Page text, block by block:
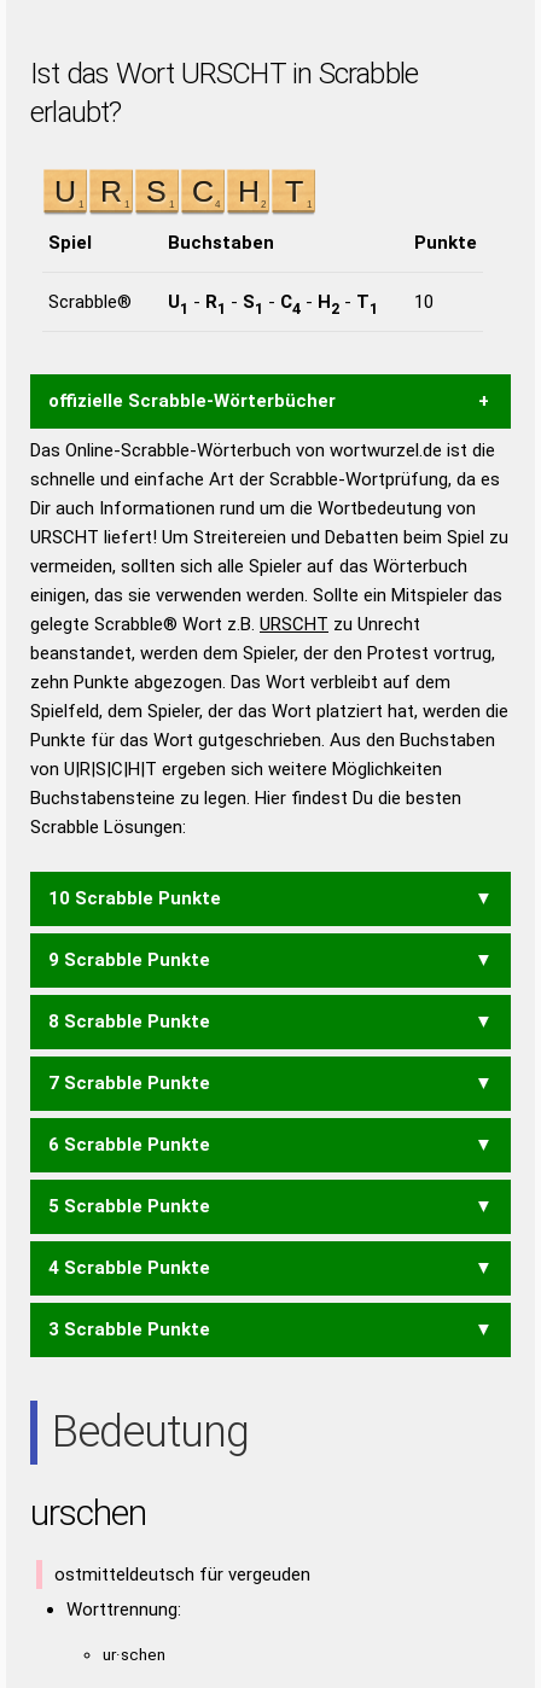
Ist das Wort URSCHT in Scrabble
erlaubt?
Spiel Buchstaben Punkte
Scrabble® U1 - R1 - S1 - C4 - H2 - T1 10
offizielle Scrabble-Wörterbücher
Wortwurzel liefert mit Hilfe eines semantischen
Wortanalyse-Algorithmus gute Anhaltspunkte zu
Wortbedeutung, Worttrennung und Wortform, um die
Gültigkeit eines Wortes für das Scrabble-Spiel zu
bestimmen!
zugelassene Turnier Scrabble-
Wörterbücher sind:
Duden – Standardwerk in 12 Bänden
Duden – Richtiges und gutes
Deutsch
Duden – Die deutsche Grammatik
Duden – Deutsches
Das Online-Scrabble-Wörterbuch von wortwurzel.de ist die
schnelle und einfache Art der Scrabble-Wortprüfung, da es
Dir auch Informationen rund um die Wortbedeutung von
URSCHT liefert! Um Streitereien und Debatten beim Spiel zu
vermeiden, sollten sich alle Spieler auf das Wörterbuch
einigen, das sie verwenden werden. Sollte ein Mitspieler das
gelegte Scrabble® Wort z.B. URSCHT zu Unrecht
beanstandet, werden dem Spieler, der den Protest vortrug,
zehn Punkte abgezogen. Das Wort verbleibt auf dem
Spielfeld, dem Spieler, der das Wort platziert hat, werden die
Punkte für das Wort gutgeschrieben. Aus den Buchstaben
von U|R|S|C|H|T ergeben sich weitere Möglichkeiten
Buchstabensteine zu legen. Hier findest Du die besten
Scrabble Lösungen:
10 Scrabble Punkte
RUTSCH
9 Scrabble Punkte
RUCHS RUSCH SCHUR
8 Scrabble Punkte
RUCH SUCH TUCH
7 Scrabble Punkte
CRUS CUTS
6 Scrabble Punkte
CRU CSU CUT HURST
5 Scrabble Punkte
HURT HUST HUTS RHUS
4 Scrabble Punkte
HUR HUT RUH UHR STUR
3 Scrabble Punkte
Bedeutung
urschen
ostmitteldeutsch für vergeuden
Worttrennung:
ur·schen